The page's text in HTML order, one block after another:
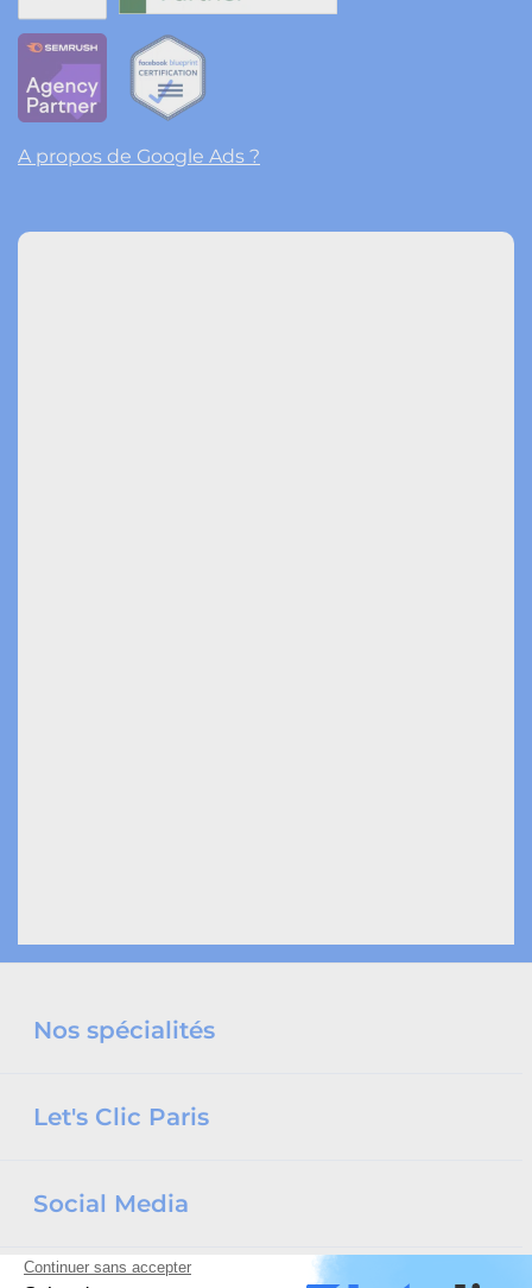
A propos de Google Ads ?
Nos spécialités
Let's Clic Paris
Social Media